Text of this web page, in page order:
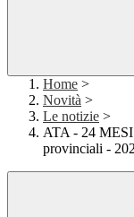
Home >
Novità >
Le notizie >
ATA - 24 MESI
provinciali -